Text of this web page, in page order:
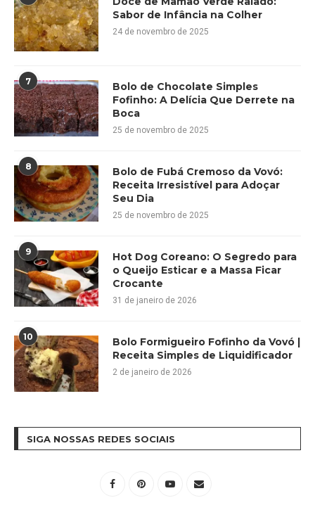
Sabor de Infância na Colher
24 de novembro de 2025
7
Bolo de Chocolate Simples
Fofinho: A Delícia Que Derrete na
Boca
25 de novembro de 2025
8
Bolo de Fubá Cremoso da Vovó:
Receita Irresistível para Adoçar
Seu Dia
25 de novembro de 2025
9
Hot Dog Coreano: O Segredo para
o Queijo Esticar e a Massa Ficar
Crocante
31 de janeiro de 2026
10
Bolo Formigueiro Fofinho da Vovó |
Receita Simples de Liquidificador
2 de janeiro de 2026
SIGA NOSSAS REDES SOCIAIS